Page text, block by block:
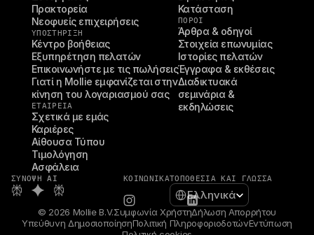
Πρακτορεία
Νεοφυείς επιχειρήσεις
ΥΠΟΣΤΉΡΙΞΗ
Κέντρο βοήθειας
Εξυπηρέτηση πελατών
Επικοινωνήστε με τις πωλήσεις
Γιατί η Mollie εμφανίζεται στην
κίνηση του λογαριασμού σας
ΕΤΑΙΡΕΊΑ
Σχετικά με εμάς
Καριέρες
Αίθουσα Τύπου
Τιμολόγηση
Ασφάλεια
Κατάσταση
ΠΌΡΟΙ
Άρθρα & οδηγοί
Στοιχεία επωνυμίας
Ιστορίες πελατών
Έγγραφα & εκθέσεις
Διαδικτυακά
σεμινάρια &
εκδηλώσεις
ΣΎΝΟΨΗ AI ΚΟΙΝΩΝΙΚΆΤΟΠΟΘΕΣΊΑ ΚΑΙ ΓΛΏΣΣΑ
Select Language
Ελληνικά
© 2026 Mollie B.V.Συμφωνία ΧρήστηΔήλωση Απορρήτου
Υπεύθυνη ΔημοσιοποίησηΠολιτική ΠληροφοριοδοτώνΕντύπωση